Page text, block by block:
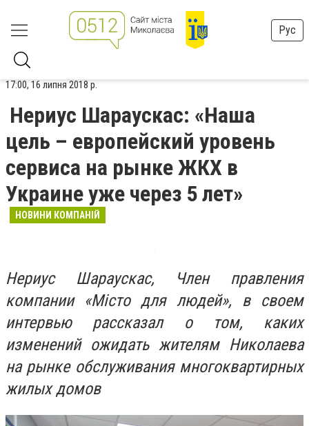
Рус
17:00, 16 липня 2018 р.
Нериус Шараускас: «Наша
цель – европейский уровень
сервиса на рынке ЖКХ в
Украине уже через 5 лет»
НОВИНИ КОМПАНІЙ
Нериус Шараускас, Член правления
компании «Місто для людей», в своем
интервью рассказал о том, каких
изменений ожидать жителям Николаева
на рынке обслуживания многоквартирных
жилых домов